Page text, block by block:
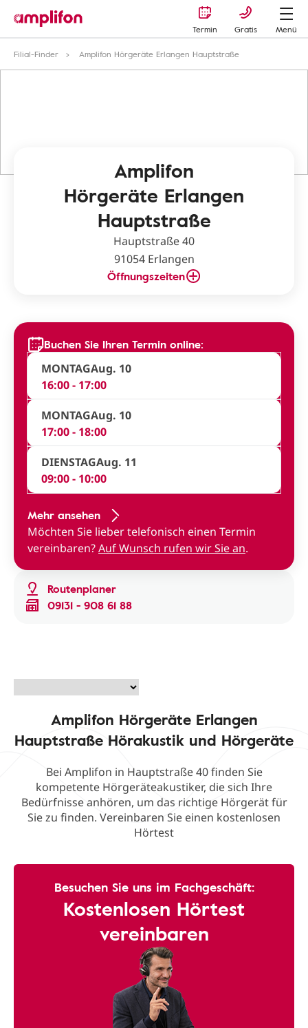
Termin Gratis
Menü
Filial-Finder
Amplifon Hörgeräte Erlangen Hauptstraße
Amplifon
Hörgeräte Erlangen
Hauptstraße
Hauptstraße 40
91054 Erlangen
Öffnungszeiten
Routenplaner
09131 - 908 61 88
Buchen Sie Ihren Termin online:
MONTAGAug. 10
16:00 - 17:00
MONTAGAug. 10
17:00 - 18:00
DIENSTAGAug. 11
09:00 - 10:00
Mehr ansehen
Möchten Sie lieber telefonisch einen Termin
vereinbaren?Auf Wunsch rufen wir Sie an.
Amplifon Hörgeräte Erlangen
Hauptstraße Hörakustik und Hörgeräte
Bei Amplifon in Hauptstraße 40 finden Sie
kompetente Hörgeräteakustiker, die sich Ihre
Bedürfnisse anhören, um das richtige Hörgerät für
Sie zu finden. Vereinbaren Sie einen kostenlosen
Hörtest
Besuchen Sie uns im Fachgeschäft:
Kostenlosen Hörtest
vereinbaren